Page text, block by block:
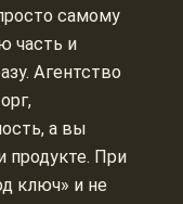
самому
часть и
Агентство
а вы
продукте. При
ключ» и не